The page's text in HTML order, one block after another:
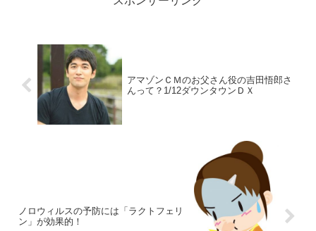
アマゾンＣＭのお父さん役の吉田悟郎さ
んって？1/12ダウンタウンＤＸ
ノロウィルスの予防には「ラクトフェリ
ン」が効果的！